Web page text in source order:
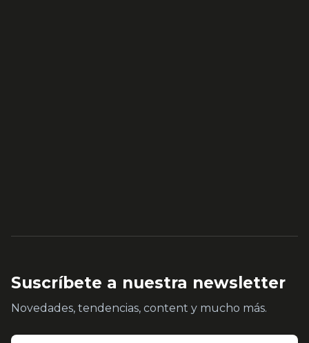
Suscríbete a nuestra newsletter
Novedades, tendencias, content y mucho más.